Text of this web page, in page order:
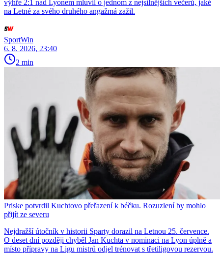
výhře 2:1 nad Lyonem mluvil o jednom z nejsilnějších večerů, jaké
na Letné za svého druhého angažmá zažil.
SportWin
6. 8. 2026, 23:40
2 min
Priske potvrdil Kuchtovo přeřazení k béčku. Rozuzlení by mohlo
přijít ze severu
Nejdražší útočník v historii Sparty dorazil na Letnou 25. července.
O deset dní později chyběl Jan Kuchta v nominaci na Lyon úplně a
místo přípravy na Ligu mistrů odjel trénovat s třetiligovou rezervou.